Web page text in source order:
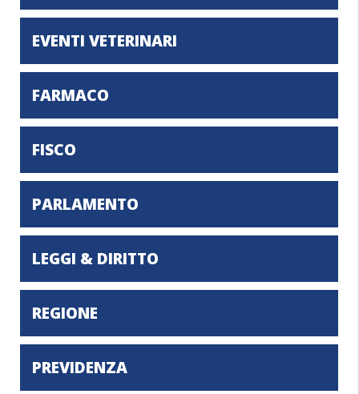
EVENTI VETERINARI
FARMACO
FISCO
PARLAMENTO
LEGGI & DIRITTO
REGIONE
PREVIDENZA